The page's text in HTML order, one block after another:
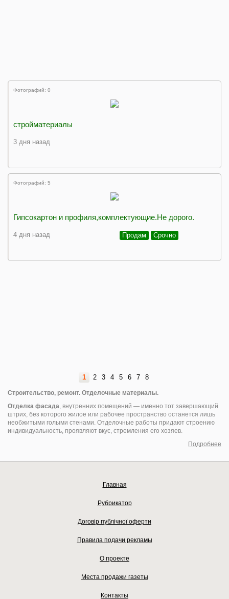
Фотографий: 0
стройматериалы
3 дня назад
Фотографий: 5
Гипсокартон и профиля,комплектующие.Не дорого.
4 дня назад Продам Срочно
1 2 3 4 5 6 7 8
Строительство, ремонт. Отделочные материалы.
Отделка фасада, внутренних помещений — именно тот завершающий
штрих, без которого жилое или рабочее пространство останется лишь
необжитыми голыми стенами. Отделочные работы придают строению
индивидуальность, проявляют вкус, стремления его хозяев.
Подробнее
Главная
Рубрикатор
Договір публічної оферти
Правила подачи рекламы
О проекте
Места продажи газеты
Контакты